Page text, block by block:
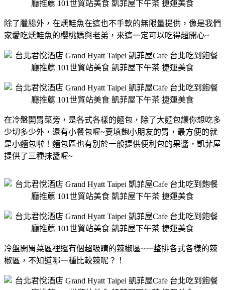
除了臘腸外，在燻鮭魚在這也不手軟的無限量提供，像是我們
家愛吃燻鮭魚的櫻桃媽與老弟，來這一定可以吃得超開心~
在冷盤開胃菜旁，是各式各樣的麵包，除了大麵包讓你想吃多
少切多少外，還有小餐包喔~要填飽小朋友的胃，最方便的就
是小麵包啦！麵包區也有別於一般提供便利包的果醬，凱菲屋
提供了三種抹醬喔~
冷盤開胃菜區裡還有個超吸睛的辣椒區~一整排各式各樣的辣
椒區，不知道哪一種比較辣呢？！